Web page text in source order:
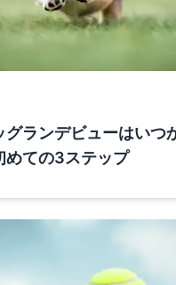
グランデビューはいつ
めての3ステップ